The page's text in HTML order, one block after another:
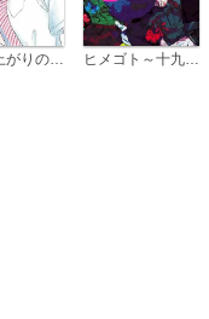
恋は雨上がりのように ヒメゴト～十九歳の制服～